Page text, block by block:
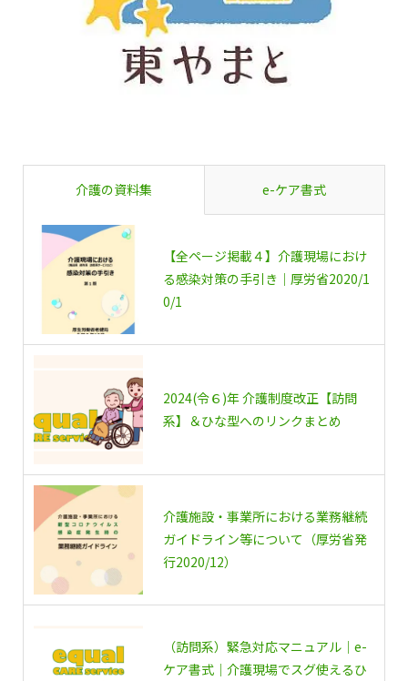
介護の資料集 e-ケア書式
【全ページ掲載４】介護現場におけ
る感染対策の手引き｜厚労省2020/1
0/1
2024(令６)年 介護制度改正【訪問
系】＆ひな型へのリンクまとめ
介護施設・事業所における業務継続
ガイドライン等について（厚労省発
行2020/12）
（訪問系）緊急対応マニュアル｜e-
ケア書式｜介護現場でスグ使えるひ